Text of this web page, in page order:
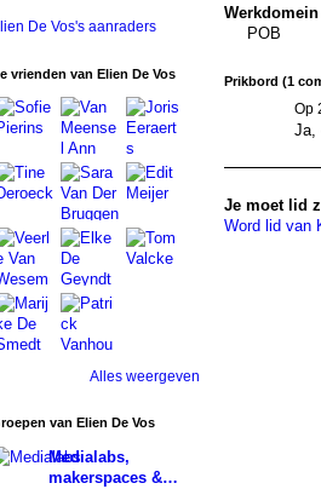
De Vos's aanraders
vrienden van Elien De Vos
Alles weergeven
van Elien De Vos
Medialabs,
makerspaces &…
Werkdomein
POB
Prikbord (1
Op
Ja,
Je moet lid
Word lid van